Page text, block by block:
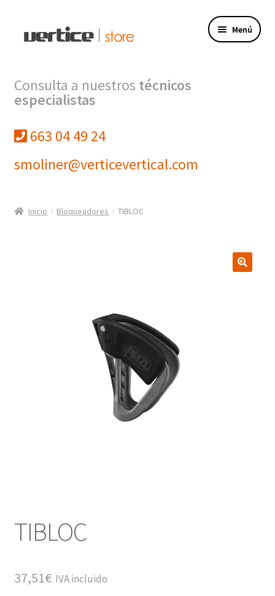
Menú
Productos
Finalizar compra
Mi cuenta
Consulta a nuestros técnicos
especialistas
663 04 49 24
smoliner@verticevertical.com
Inicio Bloqueadores TIBLOC
TIBLOC
37,51€ IVA incluido